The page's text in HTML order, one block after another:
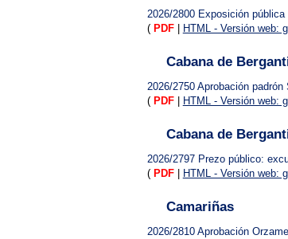
2026/2800 Exposición
( PDF HTML - Versión web:
Cabana de
2026/2750 Aprobación padrón
( PDF HTML - Versión web:
Cabana de
2026/2797 Prezo público:
( PDF HTML - Versión web:
Camariñas
2026/2810 Aprobación